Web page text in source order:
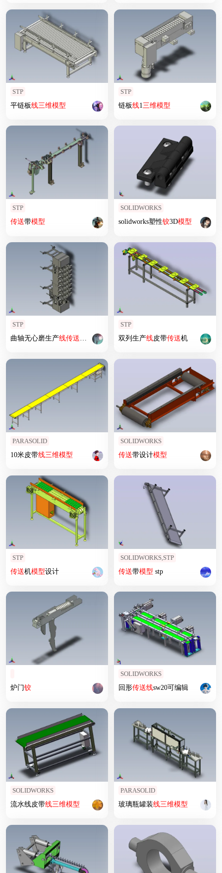
STP
平链板线三维模型
STP
链板线1三维模型
STP
传送带模型
SOLIDWORKS
solidworks塑性铰3D模型
STP
曲轴无心磨生产线传送 装置
STP
双列生产线皮带传送机
PARASOLID
10米皮带线三维模型
SOLIDWORKS
传送带设计模型
STP
传送机模型设计
SOLIDWORKS,STP
传送带模型 stp
炉门铰
SOLIDWORKS
回形传送线sw20可编辑
SOLIDWORKS
流水线皮带线三维模型
PARASOLID
玻璃瓶罐装线三维模型